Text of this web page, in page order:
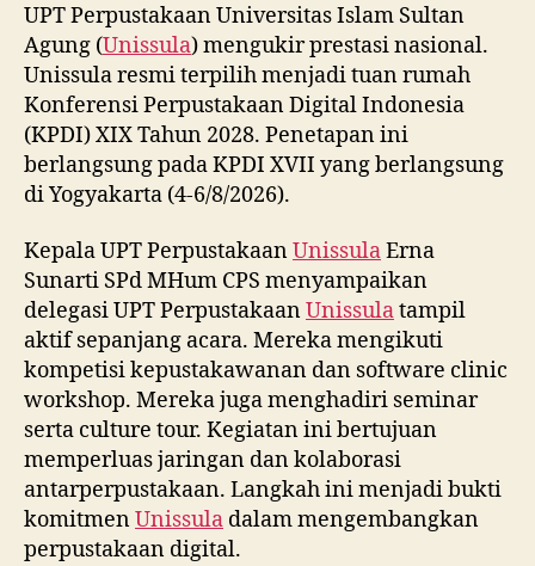
UPT Perpustakaan Universitas Islam Sultan
Agung (Unissula) mengukir prestasi nasional.
Unissula resmi terpilih menjadi tuan rumah
Konferensi Perpustakaan Digital Indonesia
(KPDI) XIX Tahun 2028. Penetapan ini
berlangsung pada KPDI XVII yang berlangsung
di Yogyakarta (4-6/8/2026).
Kepala UPT PerpustakaanUnissulaErna
Sunarti SPd MHum CPS menyampaikan
delegasi UPT PerpustakaanUnissulatampil
aktif sepanjang acara. Mereka mengikuti
kompetisi kepustakawanan dan software clinic
workshop. Mereka juga menghadiri seminar
serta culture tour. Kegiatan ini bertujuan
memperluas jaringan dan kolaborasi
antarperpustakaan. Langkah ini menjadi bukti
komitmenUnissula dalam mengembangkan
perpustakaan digital.